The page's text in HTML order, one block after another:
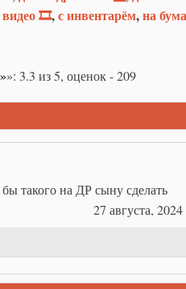
видео 🎞,с инвентарём,на
»: 3.3 из5, оценок -209
такого на ДР сыну сделать
27 августа,